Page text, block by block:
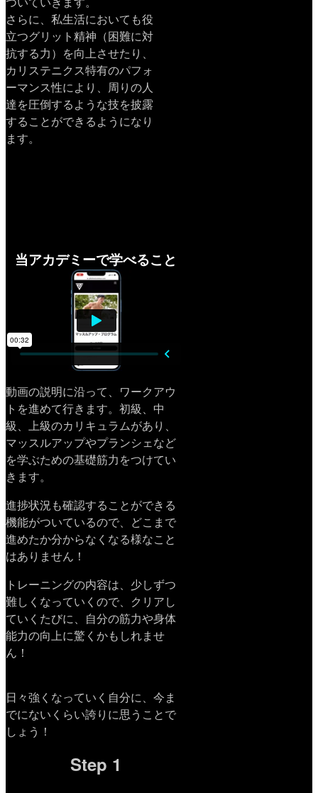
さらに、私生活においても役
立つグリット精神（困難に対
抗する力）を向上させたり、
カリステニクス特有のパフォ
ーマンス性により、周りの人
達を圧倒するような技を披露
することができるようになり
ます。
当アカデミーで学べること
動画の説明に沿って、ワークアウ
トを進めて行きます。初級、中
級、上級のカリキュラムがあり、
マッスルアップやプランシェなど
を学ぶための基礎筋力をつけてい
きます。
進捗状況も確認することができる
機能がついているので、どこまで
進めたか分からなくなる様なこと
はありません！
トレーニングの内容は、少しずつ
難しくなっていくので、クリアし
ていくたびに、自分の筋力や身体
能力の向上に驚くかもしれませ
ん！
日々強くなっていく自分に、今ま
でにないくらい誇りに思うことで
しょう！
Step 1